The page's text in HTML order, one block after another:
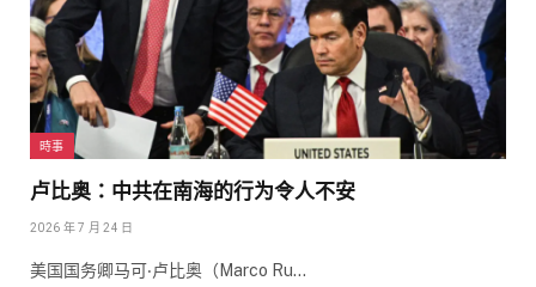
時事
卢比奥：中共在南海的行为令人不安
2026 年 7 月 24 日
美国国务卿马可‧卢比奥（Marco Ru…